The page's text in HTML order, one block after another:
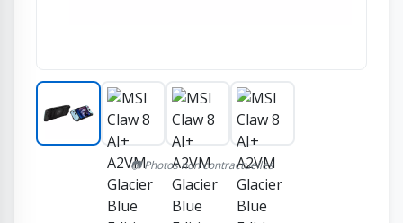
📷 Photos non contractuelles